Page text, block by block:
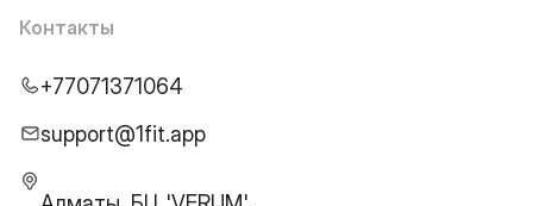
Контакты
+77071371064
support@1fit.app